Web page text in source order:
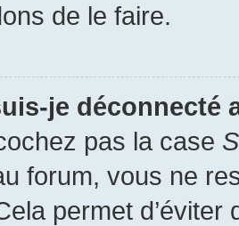
de le faire.
je déconnecté
pas la case
forum, vous ne
permet